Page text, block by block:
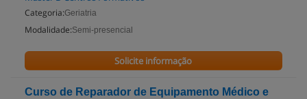
Categoria:Geriatria
Modalidade:Semi-presencial
Solicite informação
Curso de Reparador de Equipamento Médico e